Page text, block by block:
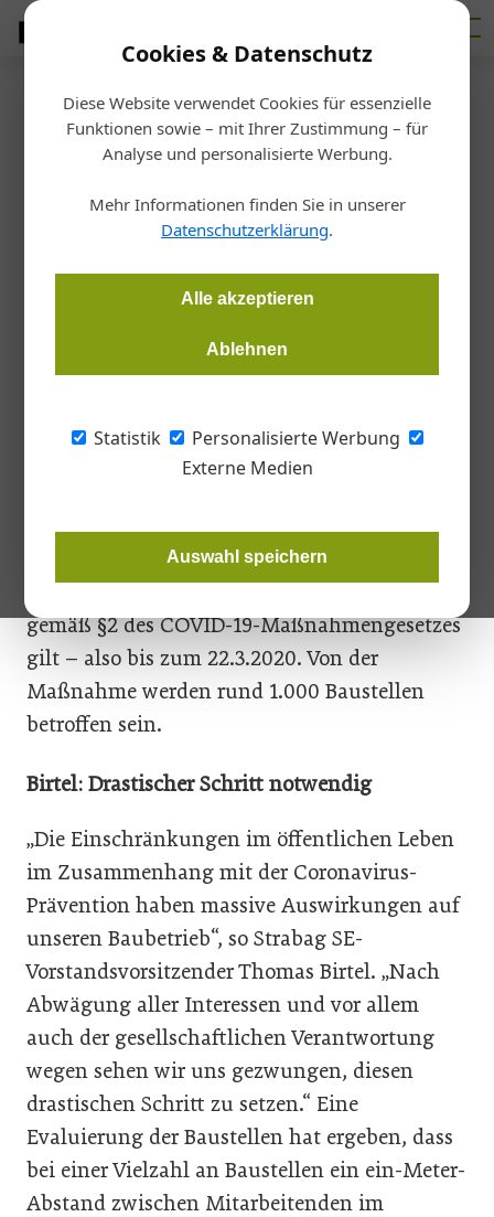
Cookies & Datenschutz
Diese Website verwendet Cookies für essenzielle
Funktionen sowie – mit Ihrer Zustimmung – für
Analyse und personalisierte Werbung.
Mehr Informationen finden Sie in unserer
Datenschutzerklärung.
Alle akzeptieren
Ablehnen
Statistik
Personalisierte Werbung
Externe Medien
Auswahl speichern
Startseite /Markt
Corona: Strabag stellt
Baustellen ein
Die Strabag stellt auf Grund des Corona-Virus den
geregelten Baubetrieb bis 22.3.2020 ein. Einzelne Baustellen
Die Strabag stellt mit heutigem Tag, dem
Österreich ein. Dies gilt bis auf Weiteres,
mindestens jedoch, solange die 98.
gemäß §2 des COVID-19-Maßnahmengesetzes
gilt – also bis zum 22.3.2020. Von der
Maßnahme werden rund 1.000 Baustellen
betroffen sein.
Birtel: Drastischer Schritt notwendig
„Die Einschränkungen im öffentlichen Leben
im Zusammenhang mit der Coronavirus-
Prävention haben massive Auswirkungen auf
unseren Baubetrieb“, so Strabag SE-
Vorstandsvorsitzender Thomas Birtel. „Nach
Abwägung aller Interessen und vor allem
auch der gesellschaftlichen Verantwortung
wegen sehen wir uns gezwungen, diesen
drastischen Schritt zu setzen.“ Eine
Evaluierung der Baustellen hat ergeben, dass
bei einer Vielzahl an Baustellen ein ein-Meter-
Abstand zwischen Mitarbeitenden im